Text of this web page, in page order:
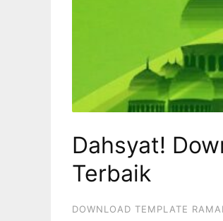
Dahsyat!
Terbaik
DOWNLOAD TEMPLATE